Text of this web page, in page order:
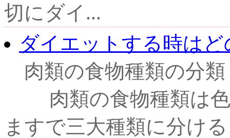
切にダイ...
ダイエットする時は
肉類の食物種類の分
肉類の食物種類は色
ますで三大種類に分